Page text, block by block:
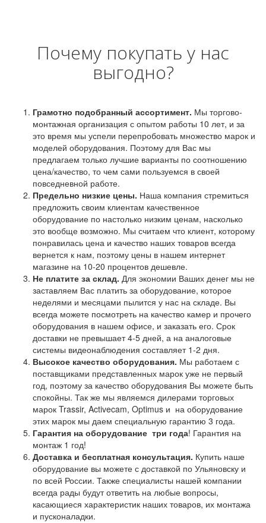
Почему покупать у нас
выгодно?
Грамотно подобранный ассортимент. Мы торгово-
монтажная организация с опытом работы 10 лет, и за
это время мы успели перепробовать множество марок и
моделей оборудования. Поэтому для Вас мы
предлагаем только лучшие варианты по соотношению
цена/качество, то чем сами пользуемся в своей
повседневной работе.
Предельно низкие цены. Наша компания стремиться
предложить своим клиентам качественное
оборудование по настолько низким ценам, насколько
это вообще возможно. Мы считаем что клиент, которому
понравилась цена и качество наших товаров всегда
вернется к нам, поэтому цены в нашем интернет
магазине на 10-20 процентов дешевле.
Не платите за склад. Для экономии Ваших денег мы не
заставляем Вас платить за оборудование, которое
неделями и месяцами пылится у нас на складе. Вы
всегда можете посмотреть на качество камер и прочего
оборудования в нашем офисе, и заказать его. Срок
доставки не превышает 4-5 дней, а на аналоговые
системы видеонаблюдения составляет 1-2 дня.
Высокое качество оборудования. Мы работаем с
поставщиками представленных марок уже не первый
год, поэтому за качество оборудования Вы можете быть
спокойны. Так же мы являемся дилерами торговых
марок Trassir, Activecam, Optimus и на оборудование
этих марок мы даем специальную гарантию 3 года.
Гарантия на оборудование три года! Гарантия на
монтаж 1 год!
Доставка и бесплатная консультация. Купить наше
оборудование вы можете с доставкой по Ульяновску и
по всей России. Также специалисты нашей компании
всегда рады будут ответить на любые вопросы,
касающиеся характеристик наших товаров, их монтажа
и пусконаладки.